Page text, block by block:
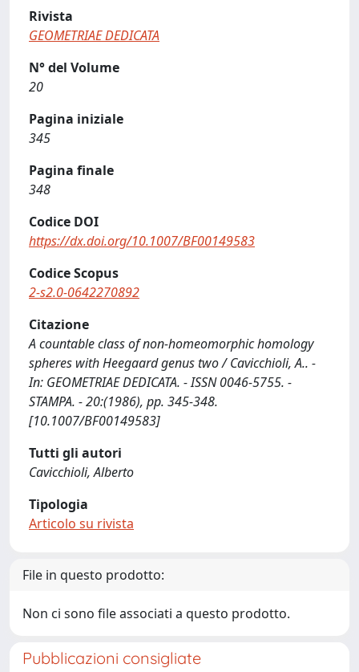
Rivista
GEOMETRIAE DEDICATA
N° del Volume
20
Pagina iniziale
345
Pagina finale
348
Codice DOI
https://dx.doi.org/10.1007/BF00149583
Codice Scopus
2-s2.0-0642270892
Citazione
A countable class of non-homeomorphic homology
spheres with Heegaard genus two / Cavicchioli, A.. -
In: GEOMETRIAE DEDICATA. - ISSN 0046-5755. -
STAMPA. - 20:(1986), pp. 345-348.
[10.1007/BF00149583]
Tutti gli autori
Cavicchioli, Alberto
Tipologia
Articolo su rivista
File in questo prodotto:
Non ci sono file associati a questo prodotto.
Pubblicazioni consigliate